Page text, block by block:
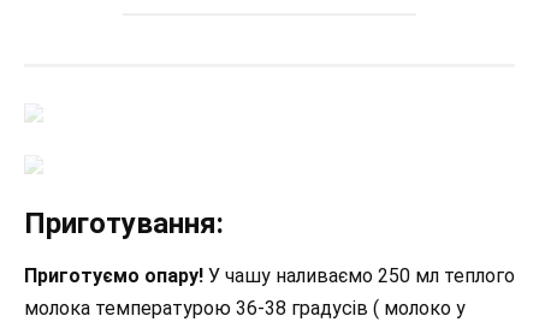
Приготування:
Приготуємо опару! У чашу наливаємо 250 мл теплого
молока температурою 36-38 градусів ( молоко у